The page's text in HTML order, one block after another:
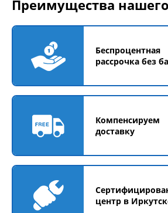
Преимущества
Беспроцентная
рассрочка без
Компенсируем
доставку
центр в